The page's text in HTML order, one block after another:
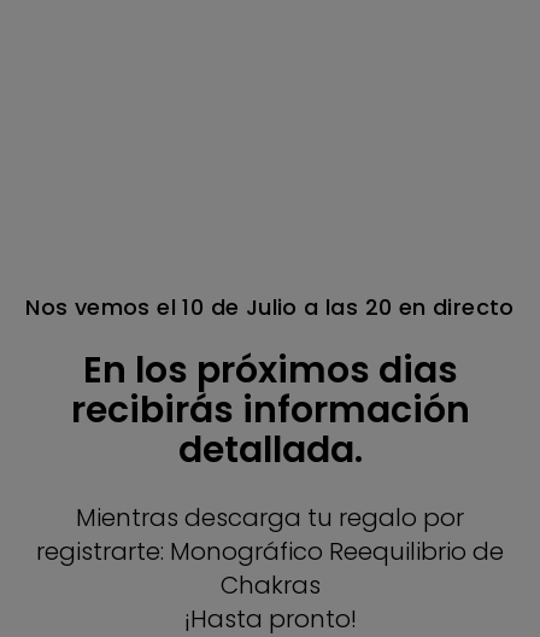
Nos vemos el 10 de Julio a las 20 en directo
En los próximos dias
recibirás información
detallada.
Mientras descarga tu regalo por
registrarte: Monográfico Reequilibrio de
Chakras
¡Hasta pronto!